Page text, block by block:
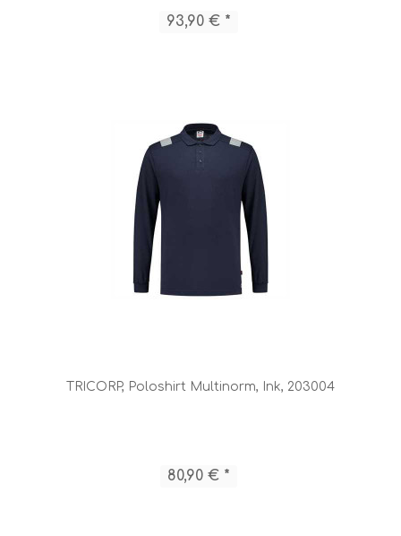
93,90 € *
TRICORP, Poloshirt Multinorm, Ink, 203004
80,90 € *